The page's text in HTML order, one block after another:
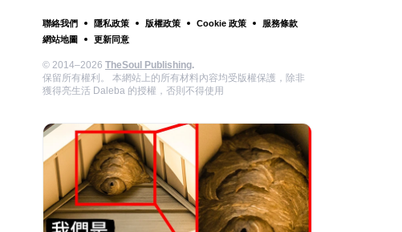
聯絡我們 隱私政策 版權政策 Cookie 政策
服務條款
網站地圖
更新同意
© 2014–2026 TheSoul Publishing.
保留所有權利。 本網站上的所有材料內容均受版權保護，除非
獲得亮生活 Daleba 的授權，否則不得使用